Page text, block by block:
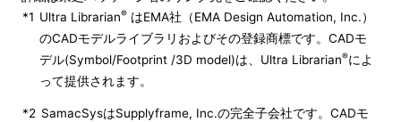
*1 Ultra Librarian® はEMA社（EMA Design Automation, Inc.）
のCADモデルライブラリおよびその登録商標です。CADモ
デル(Symbol/Footprint /3D model)は、Ultra Librarian®によ
って提供されます。
*2 SamacSysはSupplyframe, Inc.の完全子会社です。CADモ